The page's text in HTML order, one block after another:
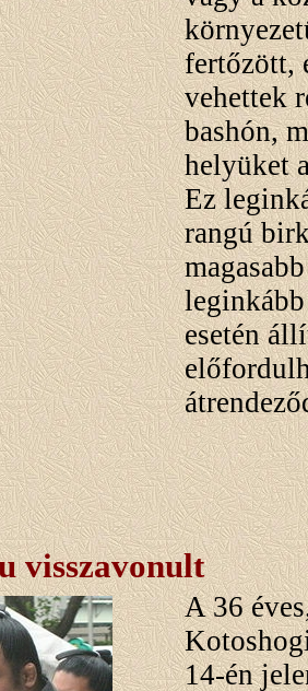
fertőzött,
vehettek
bashón,
helyüket
Ez
rangú
esetén
visszavonult
A 36
14-én